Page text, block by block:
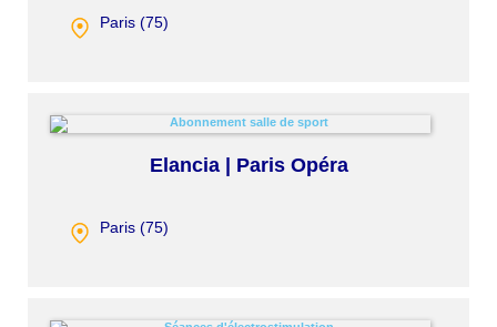
Paris (75)
Elancia | Paris Opéra
Paris (75)